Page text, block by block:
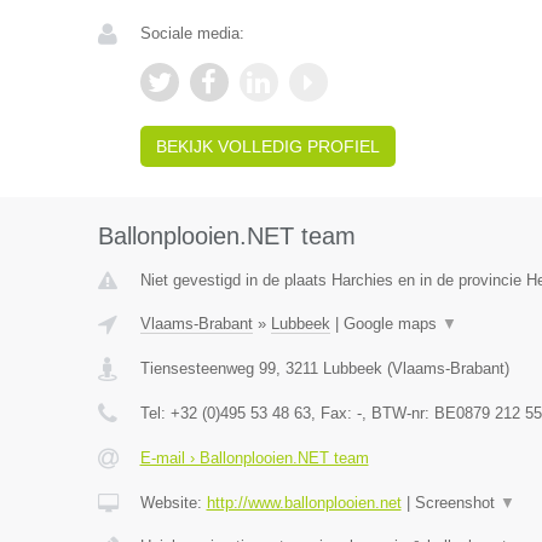
Sociale media:
BEKIJK VOLLEDIG PROFIEL
Ballonplooien.NET team
Niet gevestigd in de plaats Harchies en in de provincie
Vlaams-Brabant» Lubbeek| Google maps ▼
Tiensesteenweg 99, 3211 Lubbeek(Vlaams-Brabant)
Tel: +32 (0)495 53 48 63, Fax: -, BTW-nr: BE0879 212
E-mail › Ballonplooien.NET team
Website: http://www.ballonplooien.net| Screenshot ▼